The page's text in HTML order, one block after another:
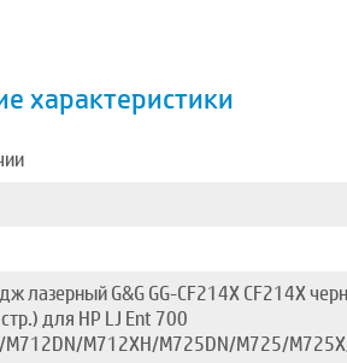
характеристики
лазерный G&G GG-CF214X CF214X
для HP LJ Ent 700
M712DN/M712XH/M725DN/M725/